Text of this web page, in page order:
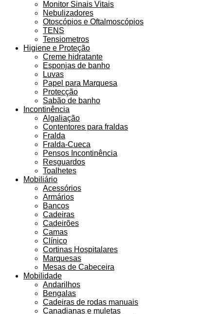
Monitor Sinais Vitais
Nebulizadores
Otoscópios e Oftalmoscópios
TENS
Tensiometros
Higiene e Proteção
Creme hidratante
Esponjas de banho
Luvas
Papel para Marquesa
Protecção
Sabão de banho
Incontinência
Algaliação
Contentores para fraldas
Fralda
Fralda-Cueca
Pensos Incontinência
Resguardos
Toalhetes
Mobiliário
Acessórios
Armários
Bancos
Cadeiras
Cadeirões
Camas
Clínico
Cortinas Hospitalares
Marquesas
Mesas de Cabeceira
Mobilidade
Andarilhos
Bengalas
Cadeiras de rodas manuais
Canadianas e muletas